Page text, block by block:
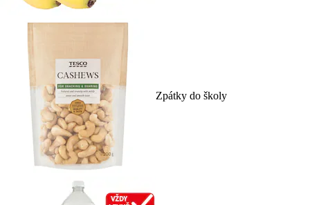
Zpátky do školy